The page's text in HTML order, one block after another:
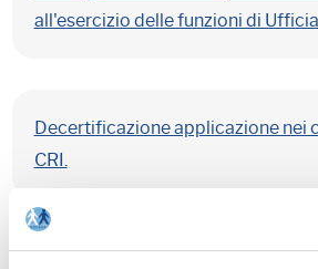
all'esercizio delle funzioni di
Decertificazione applicazione nei
CRI.